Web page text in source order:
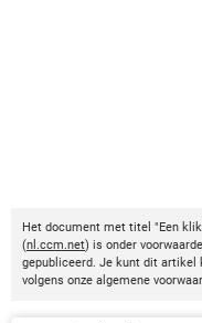
Het document met titel "Een
(nl.ccm.net) is onder
gepubliceerd. Je kunt dit artikel
volgens onze algemene